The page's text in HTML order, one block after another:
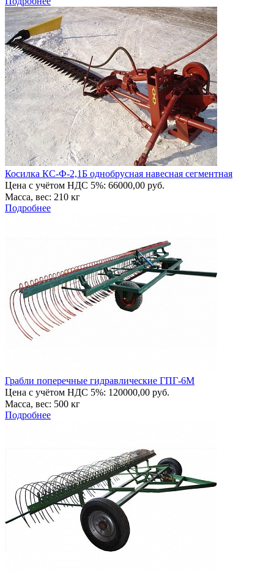
Косилка КС-Ф-2,1Б однобрусная навесная сегментная
Цена с учётом НДС 5%: 66000,00 руб.
Масса, вес: 210 кг
Подробнее
Грабли поперечные гидравлические ГПГ-6М
Цена с учётом НДС 5%: 120000,00 руб.
Масса, вес: 500 кг
Подробнее